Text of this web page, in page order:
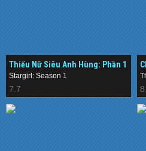
Thiếu Nữ Siêu Anh Hùng: Phần 1
(2020–)
Stargirl: Season 1
7.7